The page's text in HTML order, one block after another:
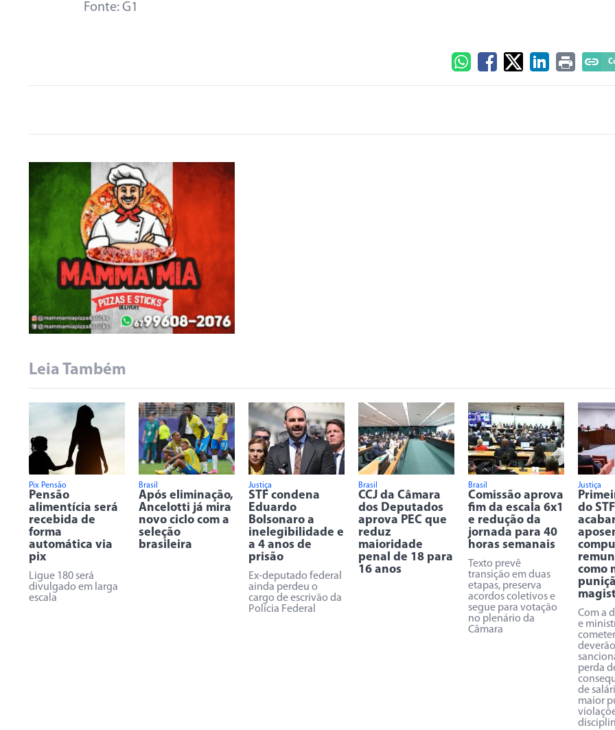
Fonte: G1
Leia Também
Pix Pensão
Pensão
alimentícia será
recebida de
forma
automática via
pix
Ligue 180 será
divulgado em larga
escala
Brasil
Após eliminação,
Ancelotti já mira
novo ciclo com a
seleção
brasileira
Justiça
STF condena
Eduardo
Bolsonaro a
inelegibilidade e
a 4 anos de
prisão
Ex-deputado federal
ainda perdeu o
cargo de escrivão da
Polícia Federal
Brasil
CCJ da Câmara
dos Deputados
aprova PEC que
reduz
maioridade
penal de 18 para
16 anos
Brasil
Comissão aprova
fim da escala 6x1
e redução da
jornada para 40
horas semanais
Texto prevê
transição em duas
etapas, preserva
acordos coletivos e
segue para votação
no plenário da
Câmara
Justiça
do
como
Com a
e
perda
de
maior